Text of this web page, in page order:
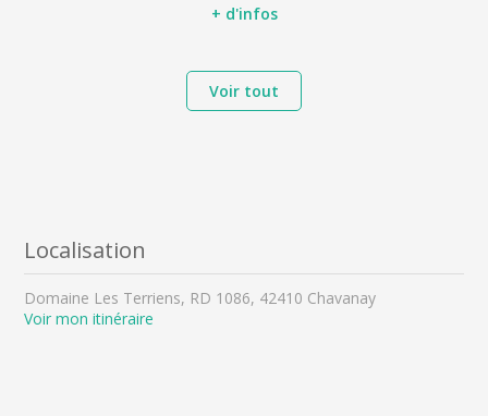
+ d'infos
Voir tout
Localisation
Domaine Les Terriens, RD 1086, 42410 Chavanay
Voir mon itinéraire